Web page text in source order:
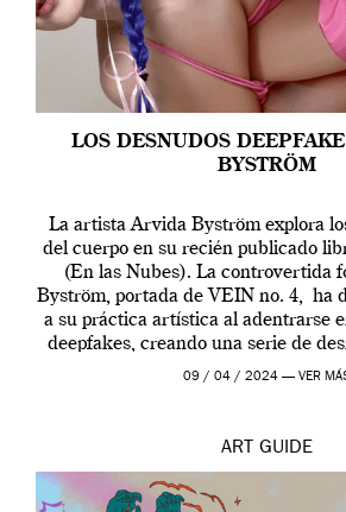
LOS DESNUDOS
BYSTRÖM
La artista Arvida Byström explora
del cuerpo en su recién publicado
(En las Nubes). La controvertida
Byström, portada de VEIN no. 4, ha
a su práctica artística al adentrarse
deepfakes, creando una serie de
por […]
09 / 04 / 2024 — VER
ART GUIDE